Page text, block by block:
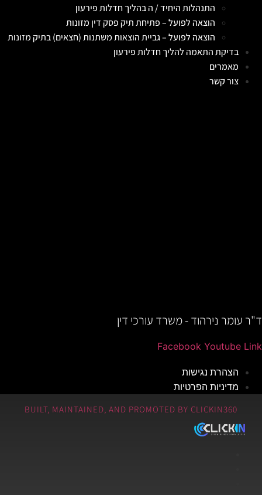
התנהלות היחיד / ה בהליך חדלות פירעון
הוצאה לפועל – פתיחת תיק פסק דין מזונות
הוצאה לפועל – גביית הוצאות משתנות (חצאים) בתיק מזונות
בדיקת התאמה להליך חדלות פירעון
מאמרים
צור קשר
ד"ר עומר נירהוד - משרד עורכי דין
Facebook Youtube Link
הצהרת נגישות
מדיניות הפרטיות
BUILT, MAINTAINED, AND PROMOTED BY CLICKIN360